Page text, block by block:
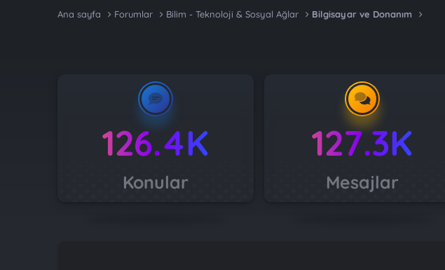
Ana sayfa Forumlar Bilim - Teknoloji & Sosyal Ağlar Bilgisayar ve Donanım
126.4K
Konular
127.3K
Mesajlar